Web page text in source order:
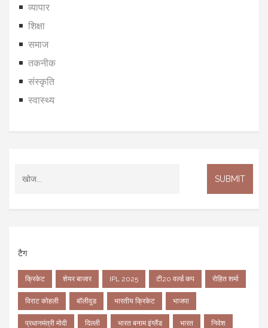
व्यापार
शिक्षा
समाज
तकनीक
संस्कृति
स्वास्थ्य
टैग
क्रिकेट शेयर बाजार IPL 2025 टी20 वर्ल्ड कप रोहित शर्मा
विराट कोहली बॉलीवुड भारतीय क्रिकेट भाजपा
प्रधानमंत्री मोदी दिल्ली भारत बनाम इंग्लैंड भारत निवेश